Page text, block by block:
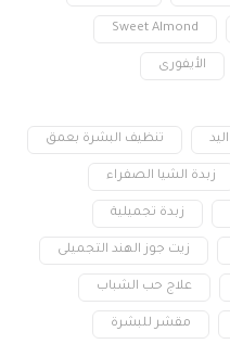
Sweet Almond
الأيفورى
اليد تنظيف البشرة بعمق
زبدة الشيا الصفراء
زبدة تجميلية
زيت جوز الهند التجميلى
علاج حب الشباب
مقشر للبشرة